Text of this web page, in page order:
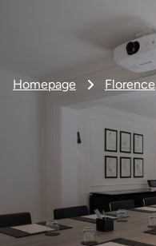
Homepage Florence